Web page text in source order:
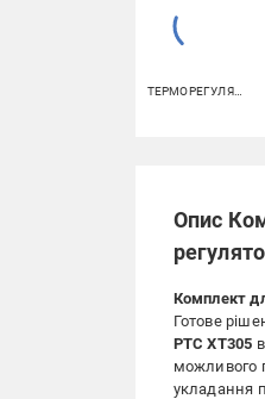
ТЕРМОРЕГУЛЯТОРИ
Опис
Комплект
Готове
PTC XT305
можливого
укладання